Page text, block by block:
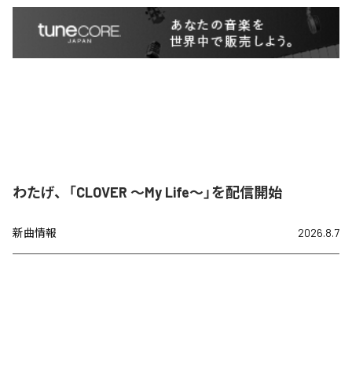
わたげ、「CLOVER ～My Life～」を配信開始
新曲情報 2026.8.7